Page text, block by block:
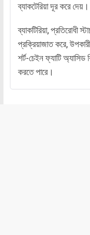
ব্যাকটেরিয়া দূর করে দেয়।
ব্যাকটিরিয়া, প্রতিরোধী
প্রক্রিয়াজাত করে,
শর্ট-চেইন ফ্যাটি
করতে পারে।